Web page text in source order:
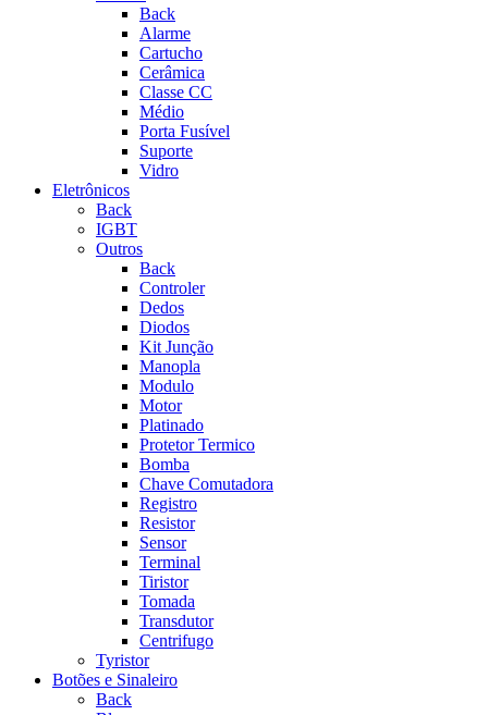
Back
Alarme
Cartucho
Cerâmica
Classe CC
Médio
Porta Fusível
Suporte
Vidro
Eletrônicos
Back
IGBT
Outros
Back
Controler
Dedos
Diodos
Kit Junção
Manopla
Modulo
Motor
Platinado
Protetor Termico
Bomba
Chave Comutadora
Registro
Resistor
Sensor
Terminal
Tiristor
Tomada
Transdutor
Centrifugo
Tyristor
Botões e Sinaleiro
Back